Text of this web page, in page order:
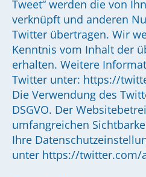
Tweet“ werden die von
verknüpft und anderen
Twitter übertragen. Wir
Kenntnis vom Inhalt der
erhalten. Weitere
Twitter unter: https://
Die Verwendung des
DSGVO. Der
umfangreichen
Ihre
unter https://twitter.com/